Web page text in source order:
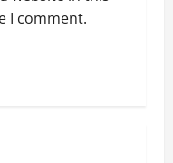
I comment.